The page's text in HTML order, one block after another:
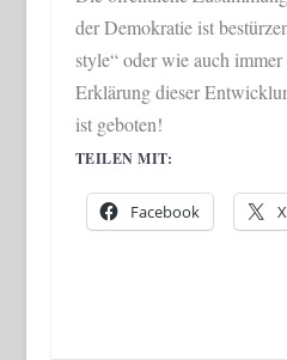
der Demokratie ist
style“ oder wie auch
Erklärung dieser
ist geboten!
TEILEN MIT:
Facebook X